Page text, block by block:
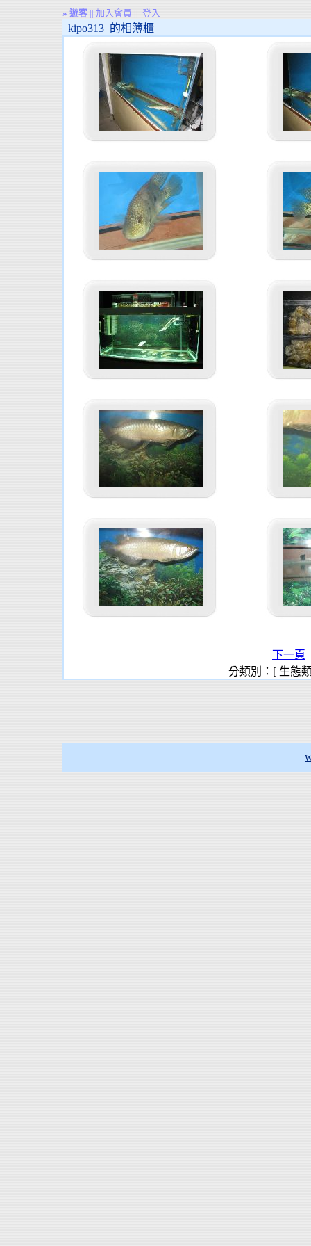
» 遊客 || 加入會員 || 登入
kipo313 的相簿櫃
下一頁
分類別：[ 生態